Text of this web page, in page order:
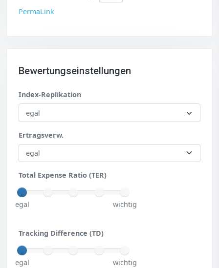
PermaLink
Bewertungseinstellungen
Index-Replikation
Ertragsverw.
Total Expense Ratio (TER)
egal wichtig
Tracking Difference (TD)
egal
wichtig